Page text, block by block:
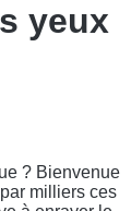
yeux
? Bienvenue
milliers ces